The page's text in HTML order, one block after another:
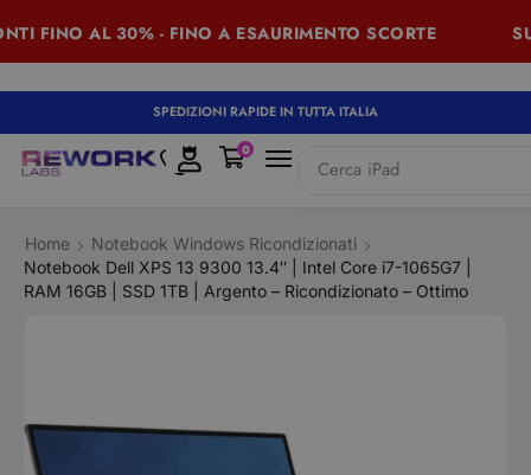
AL 30% - FINO A ESAURIMENTO SCORTE
SPEDIZIONI RAPIDE IN TUTTA ITALIA
Cerca iPad
0
Home
Notebook Windows Ricondizionati
Notebook Dell XPS 13 9300 13.4″ | Intel Core i7-1065G7 |
RAM 16GB | SSD 1TB | Argento – Ricondizionato – Ottimo